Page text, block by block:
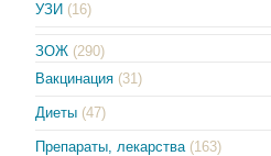
УЗИ (16)
ЗОЖ (290)
Вакцинация (31)
Диеты (47)
Препараты, лекарства (163)